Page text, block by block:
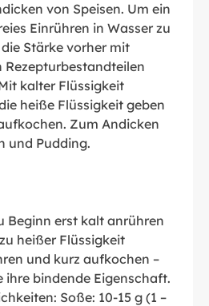
von Speisen. Um ein
Einrühren in Wasser zu
Stärke vorher mit
kalter Flüssigkeit
heiße Flüssigkeit geben
Zum Andicken
und Pudding.
Beginn erst kalt anrühren
heißer Flüssigkeit
und kurz aufkochen –
ihre bindende Eigenschaft.
Soße: 10-15 g (1 –